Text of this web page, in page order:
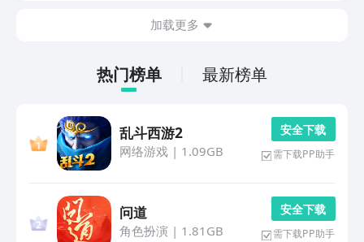
加载更多
热门榜单 最新榜单
乱斗西游2
网络游戏| 1.09GB
安 全 下 载
需下载PP助手
问道
角色扮演 | 1.81GB
安 全 下 载
需下载PP助手